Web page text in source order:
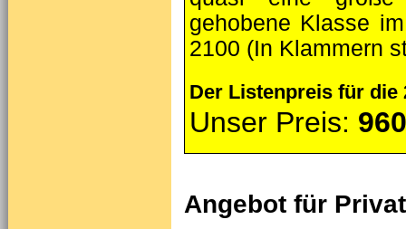
gehobene Klasse
2100 (In Klammern
Der Listenpreis für die
Unser Preis:
Angebot für